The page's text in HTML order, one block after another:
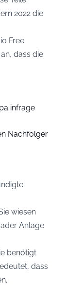
2022 die
Free
dass die
infrage
Nachfolger
wiesen
Anlage
benötigt
dass